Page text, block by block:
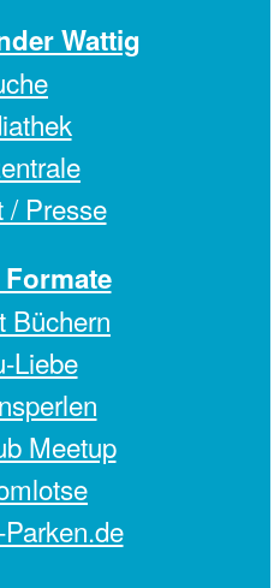
Wattig
/ Presse
Büchern
Liebe
Meetup